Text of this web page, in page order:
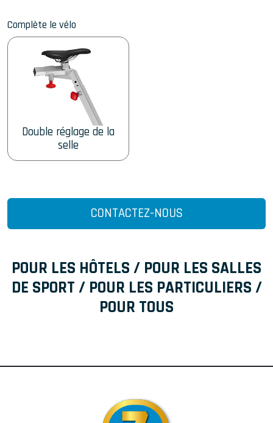
Complète le vélo
Double réglage de la
selle
CONTACTEZ-NOUS
POUR LES HÔTELS / POUR LES SALLES
DE SPORT / POUR LES PARTICULIERS /
POUR TOUS